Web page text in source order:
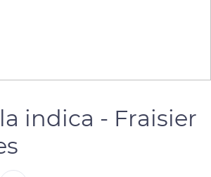
indica - Fraisier